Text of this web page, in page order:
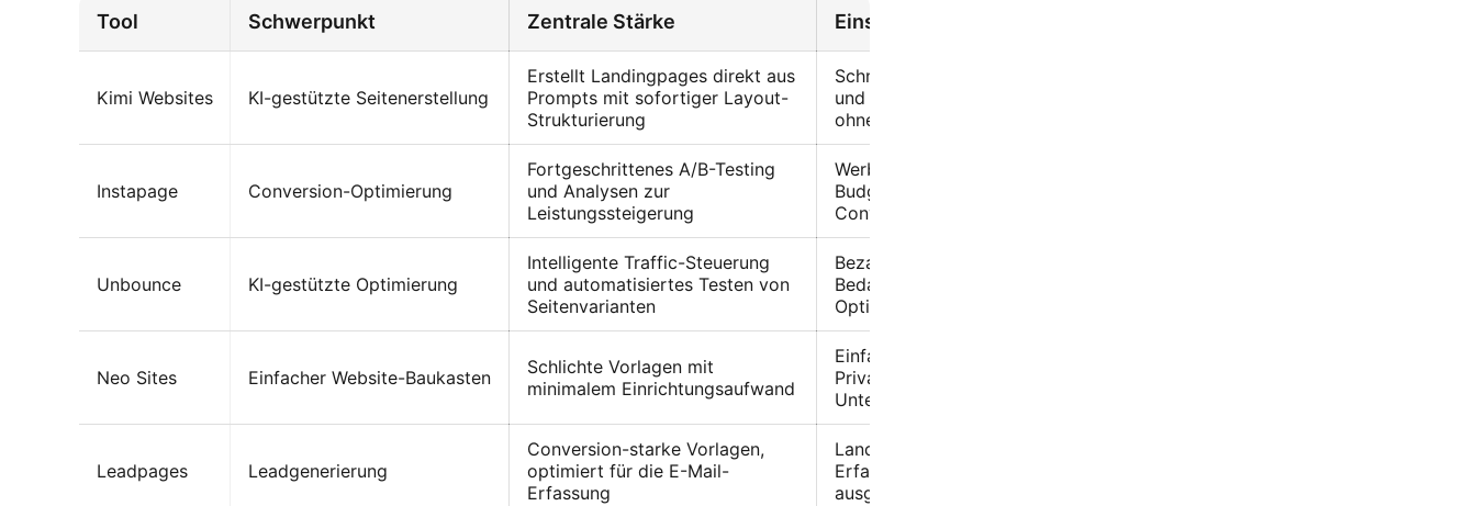
Tool Schwerpunkt Zentrale Stärke Einsatzbereich
Kimi Websites KI-gestützte Seitenerstellung
Erstellt Landingpages direkt aus
Prompts mit sofortiger Layout-
Strukturierung
Schnelle MVP-Landingpages
und zügige Ideenvalidierung
ohne Programmierung
Instapage Conversion-Optimierung
Fortgeschrittenes A/B-Testing
und Analysen zur
Leistungssteigerung
Werbe-Landingpages mit hohem
Budget mit Fokus auf
Conversion-Rate-Optimierung
Unbounce KI-gestützte Optimierung
Intelligente Traffic-Steuerung
und automatisiertes Testen von
Seitenvarianten
Bezahlte Werbe-Funnels mit
Bedarf an kontinuierlicher
Optimierung und Skalierung
Neo Sites Einfacher Website-Baukasten
Schlichte Vorlagen mit
minimalem Einrichtungsaufwand
Einfache Websites für
Privatpersonen oder kleine
Unternehmen
Leadpages Leadgenerierung
Conversion-starke Vorlagen,
optimiert für die E-Mail-
Erfassung
Landingpages, die auf Lead-
Erfassung und E-Mail-Marketing
ausgelegt sind